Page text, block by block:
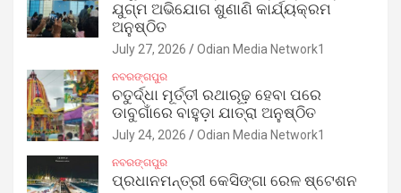
ଯୁଗ୍ମ ଅଭିଯୋଗ ଶୁଣାଣି କାର୍ଯ୍ୟକ୍ରମ
ଅନୁଷ୍ଠିତ
July 27, 2026 Odian Media Network1
ନବରଙ୍ଗପୁର
ଚତୁର୍ଦ୍ଧା ମୂର୍ତ୍ତୀ ରଥାରୂଢ଼ ହେବା ପରେ
ଡାବୁଗାଁରେ ବାହୁଡ଼ା ଯାତ୍ରା ଅନୁଷ୍ଠିତ
July 24, 2026 Odian Media Network1
ନବରଙ୍ଗପୁର
ପ୍ରଧାନମନ୍ତ୍ରୀ କେସିଙ୍ଗା ରେଳ ଷ୍ଟେଶନ